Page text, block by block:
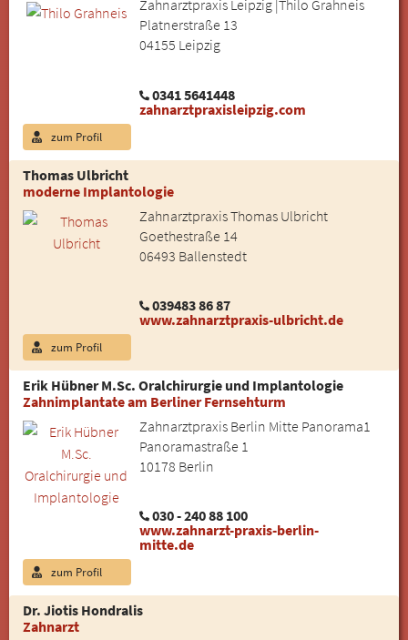
Zahnarztpraxis Leipzig |Thilo Grahneis
Platnerstraße 13
04155 Leipzig
0341 5641448
zahnarztpraxisleipzig.com
zum Profil
Thomas Ulbricht
moderne Implantologie
Zahnarztpraxis Thomas Ulbricht
Goethestraße 14
06493 Ballenstedt
039483 86 87
www.zahnarztpraxis-ulbricht.de
zum Profil
Erik Hübner M.Sc. Oralchirurgie und Implantologie
Zahnimplantate am Berliner Fernsehturm
Zahnarztpraxis Berlin Mitte Panorama1
Panoramastraße 1
10178 Berlin
030 - 240 88 100
www.zahnarzt-praxis-berlin-
mitte.de
zum Profil
Dr. Jiotis Hondralis
Zahnarzt